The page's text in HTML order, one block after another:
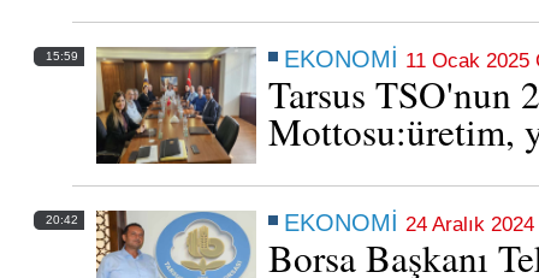
EKONOMİ 11 Ocak 2025
Tarsus TSO'nun
Mottosu:üretim,
15:59
EKONOMİ 24 Aralık
Borsa Başkanı
20:42